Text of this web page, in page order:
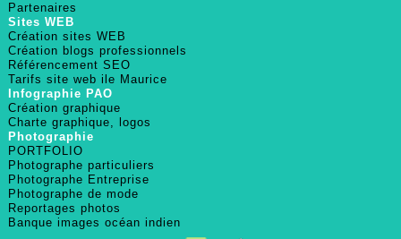
Partenaires
Sites WEB
Création sites WEB
Création blogs professionnels
Référencement SEO
Tarifs site web ile Maurice
Infographie PAO
Création graphique
Charte graphique, logos
Photographie
PORTFOLIO
Photographe particuliers
Photographe Entreprise
Photographe de mode
Reportages photos
Banque images océan indien